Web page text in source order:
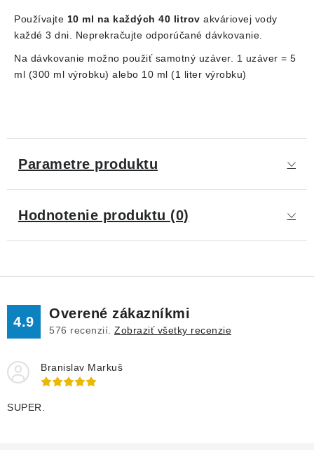
Používajte 10 ml na každých 40 litrov akváriovej vody
každé 3 dni. Neprekračujte odporúčané dávkovanie.
Na dávkovanie možno použiť samotný uzáver. 1 uzáver = 5
ml (300 ml výrobku) alebo 10 ml (1 liter výrobku)
Parametre produktu
Hodnotenie produktu (0)
4.9
Overené zákazníkmi
576 recenzií. Zobraziť všetky recenzie
Branislav Markuš
SUPER.